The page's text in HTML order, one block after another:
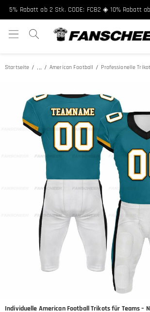
5% Rabatt ab 2 Stk. CODE: FCB2 ◈ 10% Rabatt ab
Startseite ... American Football Professionelle
Individuelle American Football Trikots für Teams –